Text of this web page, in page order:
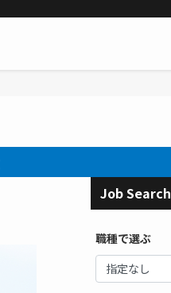
Job Search
職種で選ぶ